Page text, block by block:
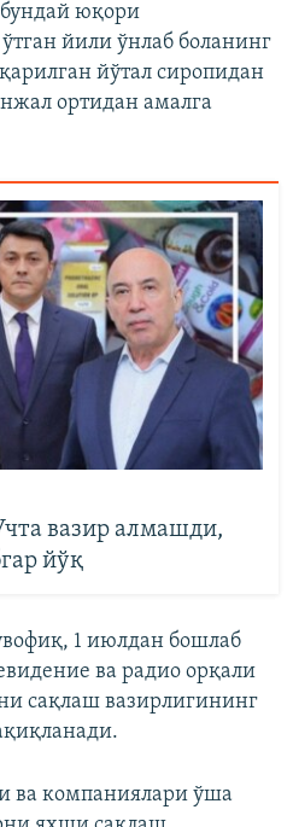
юқори
йили ўнлаб боланинг
йўтал сиропидан
ортидан амалга
вазир алмашди,
йўқ
1 июлдан бошлаб
ва радио орқали
сақлаш вазирлигининг
ва компаниялари ўша